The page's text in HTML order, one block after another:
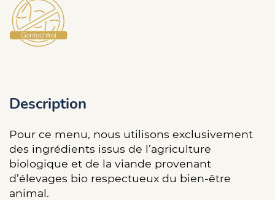
Description
Pour ce menu, nous utilisons exclusivement
des ingrédients issus de l’agriculture
biologique et de la viande provenant
d’élevages bio respectueux du bien-être
animal.